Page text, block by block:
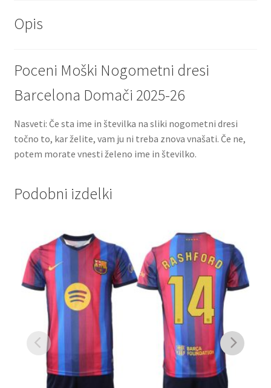
Opis
Poceni Moški Nogometni dresi
Barcelona Domači 2025-26
Nasveti: Če sta ime in številka na sliki nogometni dresi
točno to, kar želite, vam ju ni treba znova vnašati. Če ne,
potem morate vnesti želeno ime in številko.
Podobni izdelki